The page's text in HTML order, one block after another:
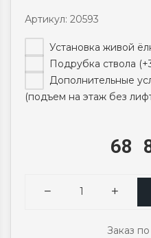
Артикул: 20593
Установка живой
Подрубка ствола (+
Дополнительные
(подъем на этаж без
68
Заказ